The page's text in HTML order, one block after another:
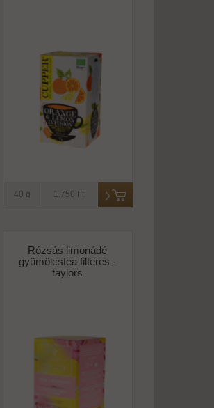
40 g 1.750 Ft
Rózsás limonádé
gyümölcstea filteres -
taylors